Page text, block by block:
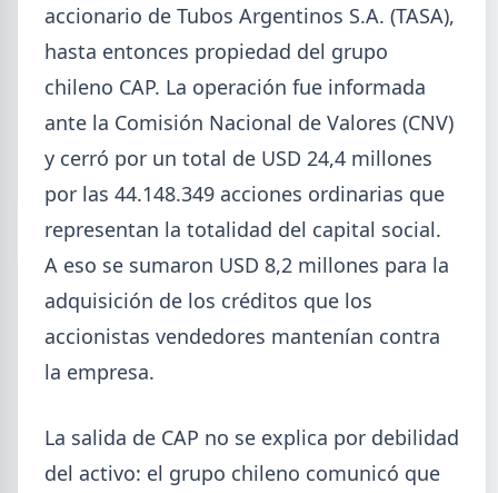
Cheques rechazados en alza: la
cadena de pagos metalúrgica
muestra signos de estrés
Junio fue el tercer peor mes en cheques rechazados
en casi seis años. El caso Metalfor expone la tensión
que crece en la cadena de pagos metalúrgica.
accionario de Tubos Argentinos S.A. (TASA),
hasta entonces propiedad del grupo
chileno CAP. La operación fue informada
ante la Comisión Nacional de Valores (CNV)
y cerró por un total de USD 24,4 millones
por las 44.148.349 acciones ordinarias que
representan la totalidad del capital social.
A eso se sumaron USD 8,2 millones para la
adquisición de los créditos que los
accionistas vendedores mantenían contra
la empresa.
La salida de CAP no se explica por debilidad
del activo: el grupo chileno comunicó que